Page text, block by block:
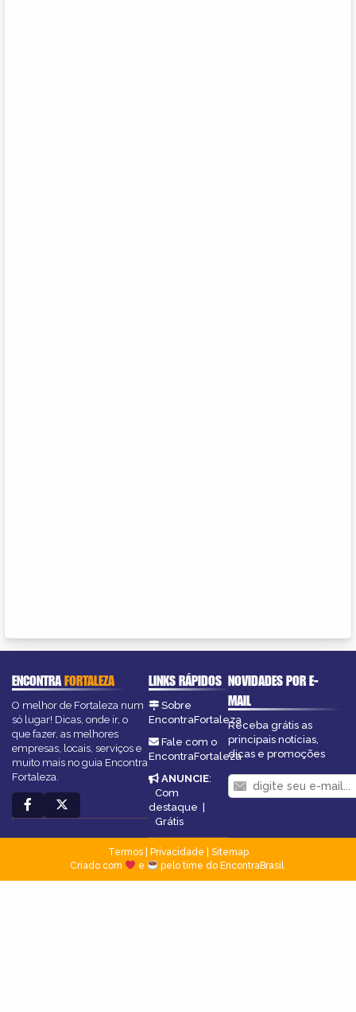
ENCONTRAFORTALEZA
O melhor de Fortaleza num
só lugar! Dicas, onde ir, o
que fazer, as melhores
empresas, locais, serviços e
muito mais no guia Encontra
Fortaleza.
LINKS RÁPIDOS
Sobre
EncontraFortaleza
Fale com o
EncontraFortaleza
ANUNCIE:
Com
destaque
Grátis
NOVIDADES POR E-
MAIL
Receba grátis as
principais notícias,
dicas e promoções
Termos| Privacidade
Sitemap
Criado com
e pelo time do EncontraBrasil